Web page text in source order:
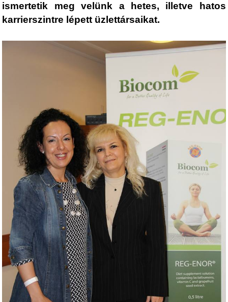
ismertetik meg velünk a hetes, illetve hatos
karrierszintre lépett üzlettársaikat.